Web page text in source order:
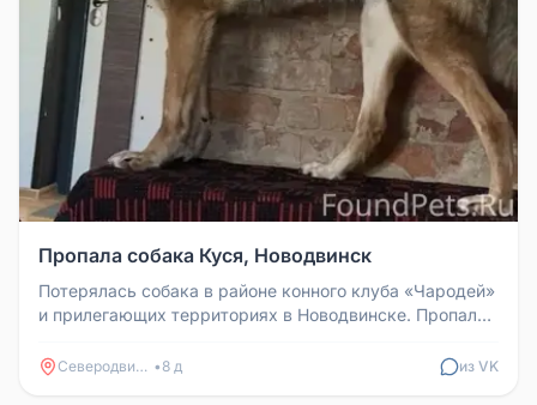
Пропала собака Куся, Новодвинск
Потерялась собака в районе конного клуба «Чародей»
и прилегающих территориях в Новодвинске. Пропала
Северодвинск • 8 д из VK